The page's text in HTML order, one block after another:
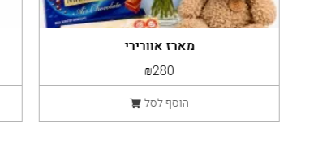
מארז אוורירי
₪280
הוסף לסל